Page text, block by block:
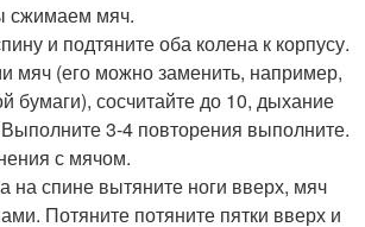
сжимаем мяч.
и подтяните оба колена к корпусу.
мяч (его можно заменить, например,
бумаги), сосчитайте до 10, дыхание
3-4 повторения выполните.
с мячом.
на спине вытяните ноги вверх, мяч
Потяните потяните пятки вверх и